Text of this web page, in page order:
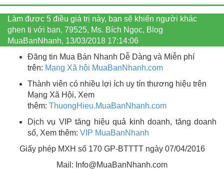
Làm được 5 điều giá trị này, bạn sẽ khiến người khác
ghen tị với bạn, 79525, Ms. Bích Ngọc, Blog
MuaBanNhanh, 13/03/2018 17:14:06
Đăng tin Mua Bán Nhanh Dễ Dàng và Miễn phí
trên: Mạng Xã hội MuaBanNhanh.com
Thành viên có nhiều lợi ích uy tín thương hiệu trên
Mạng Xã Hội, Xem
thêm: ThuongHieu.MuaBanNhanh.com
Dịch vụ VIP tăng hiệu quả kinh doanh, tăng doanh
số, Xem thêm: VIP MuaBanNhanh
Giấy phép MXH số 170 GP-BTTTT ngày 07/04/2016
Mail: Info@MuaBanNhanh.com